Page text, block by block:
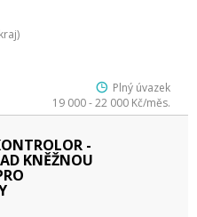
Plný úvazek
19 000 - 22 000 Kč/měs.
-
KNĚŽNOU